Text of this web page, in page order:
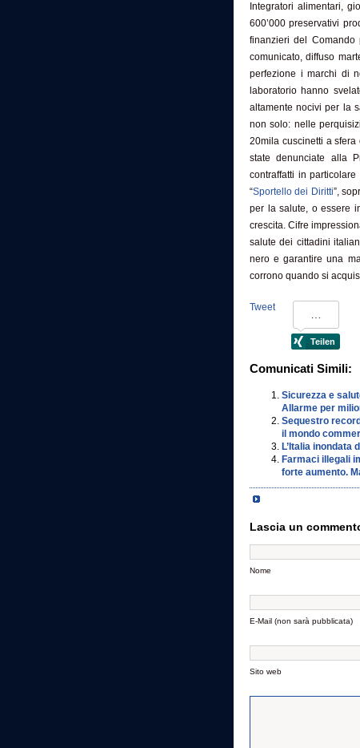
Integratori alimentari,
600’000 preservativi
finanzieri del Comando
comunicato, diffuso
perfezione i marchi di
laboratorio hanno
altamente nocivi per la
non solo: nelle
20mila cuscinetti a
state denunciate alla
contraffatti in
“Sportello dei Diritti”,
per la salute, o essere
crescita. Cifre
salute dei cittadini
nero e garantire una
corrono quando si
Tweet
Comunicati Simili:
Sicurezza e
Allarme per
Sequestro
il mondo
L’Italia inondata
Farmaci illegali
forte aumento.
Lascia un
Nome
E-Mail (non sarà pubblicata)
Sito web